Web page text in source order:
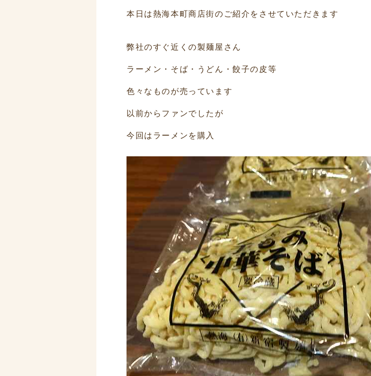
本日は熱海本町商店街のご紹介をさせていただきます
弊社のすぐ近くの製麺屋さん
ラーメン・そば・うどん・餃子の皮等
色々なものが売っています
以前からファンでしたが
今回はラーメンを購入